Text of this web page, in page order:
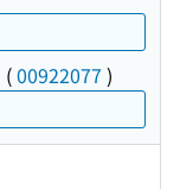
(00922077 )